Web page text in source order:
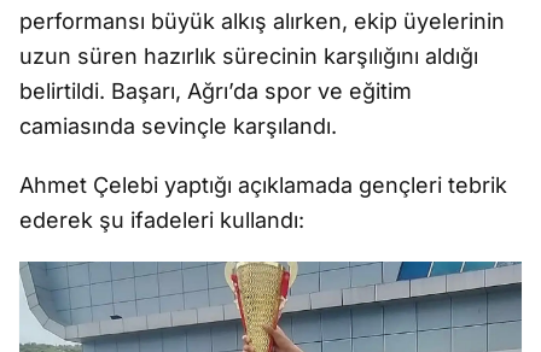
performansı büyük alkış alırken, ekip üyelerinin
uzun süren hazırlık sürecinin karşılığını aldığı
belirtildi. Başarı, Ağrı’da spor ve eğitim
camiasında sevinçle karşılandı.
Ahmet Çelebi yaptığı açıklamada gençleri tebrik
ederek şu ifadeleri kullandı: